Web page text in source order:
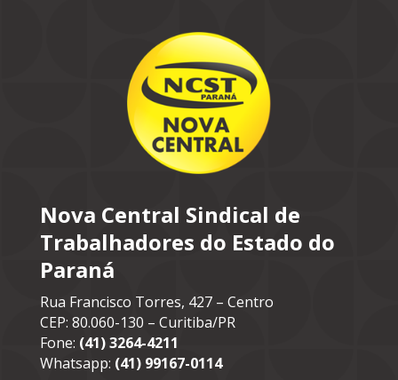
Nova Central Sindical de
Trabalhadores do Estado do
Paraná
Rua Francisco Torres, 427 – Centro
CEP: 80.060-130 – Curitiba/PR
Fone: (41) 3264-4211
Whatsapp: (41) 99167-0114